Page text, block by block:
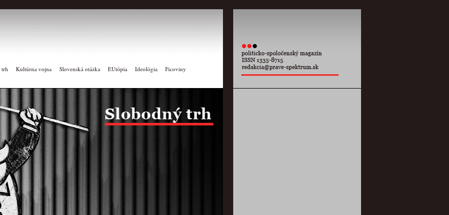
trh Kultúrna vojna Slovenská otázka EUtópia Ideológia Ficoviny